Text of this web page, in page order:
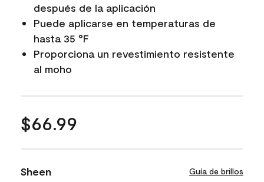
después de la aplicación
Puede aplicarse en temperaturas de
hasta 35 °F
Proporciona un revestimiento resistente
al moho
$66.99
Sheen Guía de brillos